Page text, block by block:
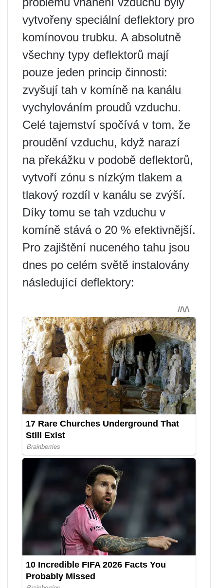
vytvořeny speciální deflektory pro
komínovou trubku. A absolutně
všechny typy deflektorů mají
pouze jeden princip činnosti:
zvyšují tah v komíně na kanálu
vychylováním proudů vzduchu.
Celé tajemství spočívá v tom, že
proudění vzduchu, když narazí
na překážku v podobě deflektorů,
vytvoří zónu s nízkým tlakem a
tlakový rozdíl v kanálu se zvýší.
Díky tomu se tah vzduchu v
komíně stává o 20 % efektivnější.
Pro zajištění nuceného tahu jsou
dnes po celém světě instalovány
následující deflektory: